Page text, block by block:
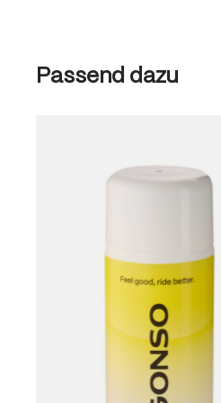
Produktgalerie überspringen
Passend dazu